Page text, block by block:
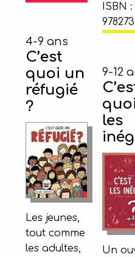
ISBN :
4-9 ans
C’est
quoi un
réfugié
?
Les jeunes,
tout comme
les adultes,
9-12
les
Un